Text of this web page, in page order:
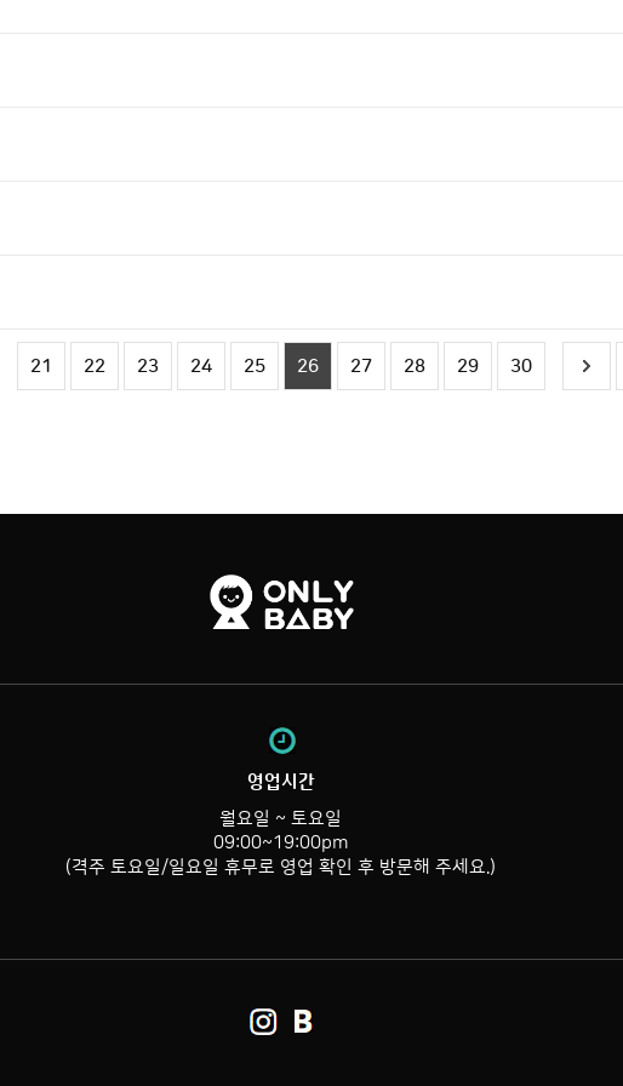
21 22 23 24 25 26 27 28 29 30
영업시간
월요일 ~ 토요일
09:00~19:00pm
(격주 토요일/일요일 휴무로 영업 확인 후 방문해 주세요.)